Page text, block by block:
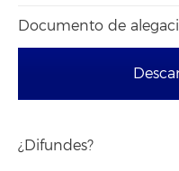
Documento de
¿Difundes?